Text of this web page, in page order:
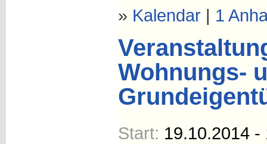
» Kalendar| 1
Wohnungs-
Start: 19.10.2014 -